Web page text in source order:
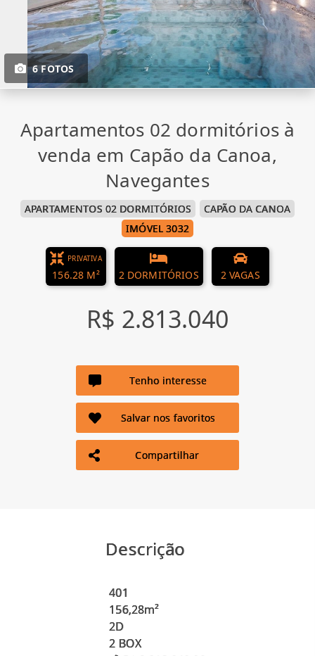
6 FOTOS
Apartamentos 02 dormitórios à
venda em Capão da Canoa,
Navegantes
APARTAMENTOS 02 DORMITÓRIOS
CAPÃO DA CANOA
IMÓVEL 3032
PRIVATIVA
156.28 M² 2 DORMITÓRIOS 2 VAGAS
R$ 2.813.040
Tenho interesse
Salvar nos favoritos
Compartilhar
Descrição
401
156,28m²
2D
2 BOX